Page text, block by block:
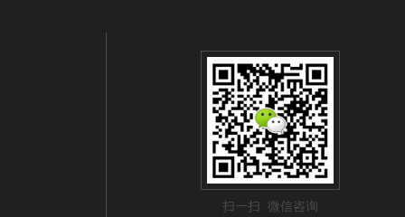
扫一扫 微信咨询